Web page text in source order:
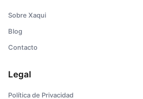
Sobre Xaqui
Blog
Contacto
Legal
Política de Privacidad